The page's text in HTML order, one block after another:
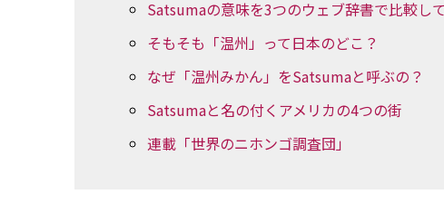
Satsumaの意味を3つのウェブ辞書で比較し
そもそも「温州」って日本のどこ？
なぜ「温州みかん」をSatsumaと呼ぶの？
Satsumaと名の付くアメリカの4つの街
連載「世界のニホンゴ調査団」